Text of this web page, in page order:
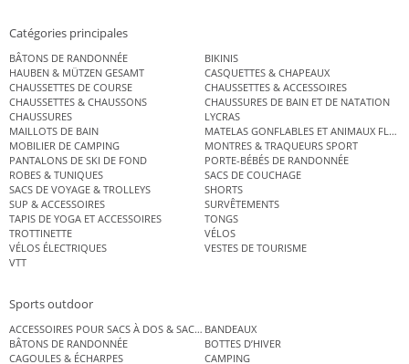
Catégories principales
BÂTONS DE RANDONNÉE
BIKINIS
HAUBEN & MÜTZEN GESAMT
CASQUETTES & CHAPEAUX
CHAUSSETTES DE COURSE
CHAUSSETTES & ACCESSOIRES
CHAUSSETTES & CHAUSSONS
CHAUSSURES DE BAIN ET DE NATATION
CHAUSSURES
LYCRAS
MAILLOTS DE BAIN
MATELAS GONFLABLES ET ANIMAUX
MOBILIER DE CAMPING
MONTRES & TRAQUEURS SPORT
PANTALONS DE SKI DE FOND
PORTE-BÉBÉS DE RANDONNÉE
ROBES & TUNIQUES
SACS DE COUCHAGE
SACS DE VOYAGE & TROLLEYS
SHORTS
SUP & ACCESSOIRES
SURVÊTEMENTS
TAPIS DE YOGA ET ACCESSOIRES
TONGS
TROTTINETTE
VÉLOS
VÉLOS ÉLECTRIQUES
VESTES DE TOURISME
VTT
Sports outdoor
ACCESSOIRES POUR SACS À DOS & SACS ÉTANCHES
BANDEAUX
BÂTONS DE RANDONNÉE
BOTTES D’HIVER
CAGOULES & ÉCHARPES
CAMPING